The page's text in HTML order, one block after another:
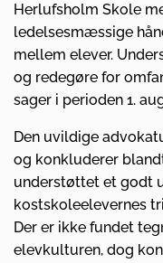
Herlufsholm Skole
ledelsesmæssige
mellem elever.
og redegøre for
sager i perioden 1.
Den uvildige
og konkluderer
understøttet et godt
kostskoleelevernes
Der er ikke fundet
elevkulturen, dog